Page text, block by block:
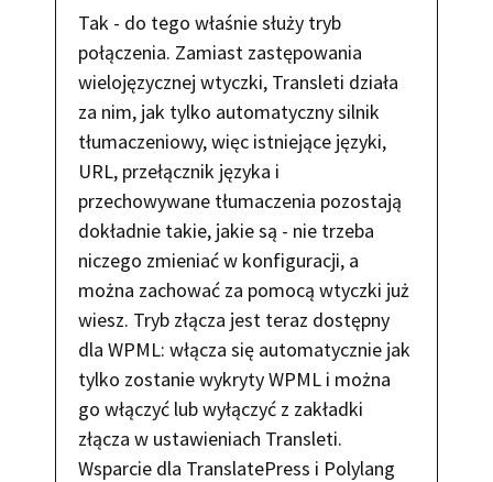
Tak - do tego właśnie służy tryb
połączenia. Zamiast zastępowania
wielojęzycznej wtyczki, Transleti działa
za nim, jak tylko automatyczny silnik
tłumaczeniowy, więc istniejące języki,
URL, przełącznik języka i
przechowywane tłumaczenia pozostają
dokładnie takie, jakie są - nie trzeba
niczego zmieniać w konfiguracji, a
można zachować za pomocą wtyczki już
wiesz. Tryb złącza jest teraz dostępny
dla WPML: włącza się automatycznie jak
tylko zostanie wykryty WPML i można
go włączyć lub wyłączyć z zakładki
złącza w ustawieniach Transleti.
Wsparcie dla TranslatePress i Polylang